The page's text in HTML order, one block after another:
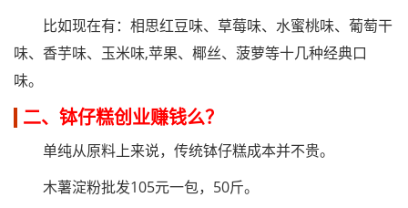
比如现在有：相思红豆味、草莓味、水蜜桃味、葡萄干
味、香芋味、玉米味,苹果、椰丝、菠萝等十几种经典口
味。
二、钵仔糕创业赚钱么？
单纯从原料上来说，传统钵仔糕成本并不贵。
木薯淀粉批发105元一包，50斤。